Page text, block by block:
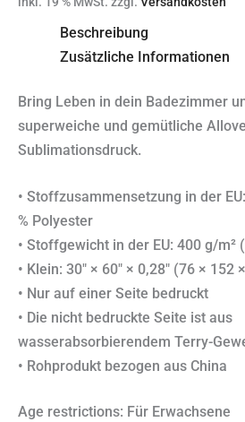
Beschreibung
Zusätzliche Informationen
Bring Leben in dein Badezimmer
superweiche und gemütliche
Sublimationsdruck.
• Stoffzusammensetzung in der
% Polyester
• Stoffgewicht in der EU: 400 g/m²
• Klein: 30″ × 60″ × 0,28″ (76 × 152
• Nur auf einer Seite bedruckt
• Die nicht bedruckte Seite ist aus
wasserabsorbierendem Terry-
• Rohprodukt bezogen aus China
Age restrictions: Für Erwachsene